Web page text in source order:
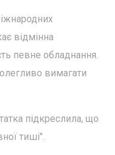
відмінна
певне обладнання.
вимагати
підкреслила, що
тиші".